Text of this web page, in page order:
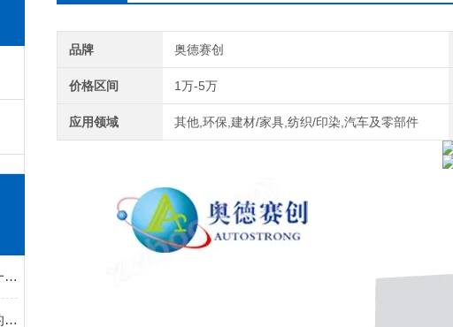
材料阻燃好不好，灼热丝试验仪一测便知
灼热丝试验：材料阻燃性能评估的关键方法与设备选择
品牌 奥德赛创
价格区间 1万-5万
应用领域 其他,环保,建材/家具,纺织/印染,汽车及零部件